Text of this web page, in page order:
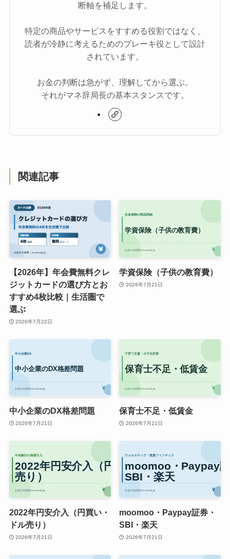
断軸を補足します。
特定の商品やサービスをすすめる役割ではなく、
読者が冷静に考えるためのブレーキ役として設計
されています。
お金の判断は急がず、理解してから選ぶ。
それがマネ辞局長の基本スタンスです。
関連記事
【2026年】年会費無料クレ
ジットカードの選び方とお
すすめ4枚比較｜生活圏で
選ぶ
2026年7月22日
学資保険（子供の教育費）
2026年7月21日
中小企業のDX格差問題
2026年7月21日
保育士不足・低賃金
2026年7月21日
2022年円安介入（円買い・
ドル売り）
2026年7月21日
moomoo・Paypay証券・
SBI・楽天
2026年7月21日